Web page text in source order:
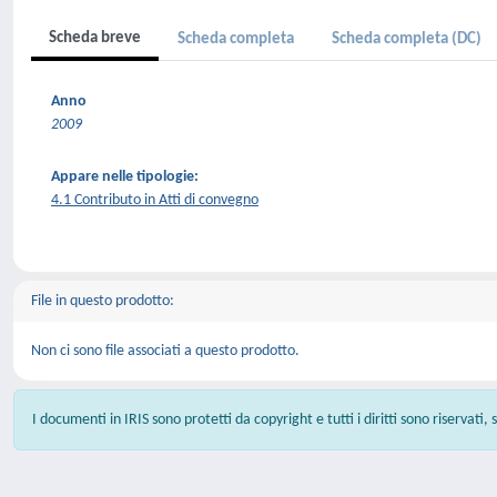
Scheda breve Scheda completa Scheda completa (DC)
Anno
2009
Appare nelle tipologie:
4.1 Contributo in Atti di convegno
File in questo prodotto:
Non ci sono file associati a questo prodotto.
I documenti in IRIS sono protetti da copyright e tutti i diritti sono riservati,